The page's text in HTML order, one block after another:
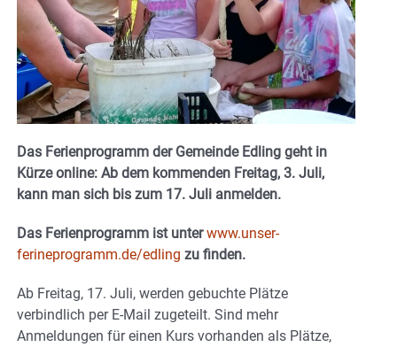
Das Ferienprogramm der Gemeinde Edling geht in
Kürze online: Ab dem kommenden Freitag, 3. Juli,
kann man sich bis zum 17. Juli anmelden.
Das Ferienprogramm ist unterwww.unser-
ferineprogramm.de/edling zu finden.
Ab Freitag, 17. Juli, werden gebuchte Plätze
verbindlich per E-Mail zugeteilt. Sind mehr
Anmeldungen für einen Kurs vorhanden als Plätze,